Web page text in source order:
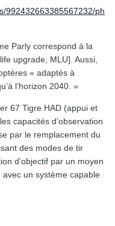
992432663385567232/ph
Parly correspond à la
upgrade, MLU]. Aussi,
« adaptés à
l’horizon 2040. »
67 Tigre HAD (appui et
capacités d’observation
par le remplacement du
des modes de tir
d’objectif par un moyen
avec un système capable